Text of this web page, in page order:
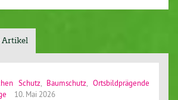
Artikel
Schutz, Baumschutz ,Ortsbildprägende
10. Mai 2026